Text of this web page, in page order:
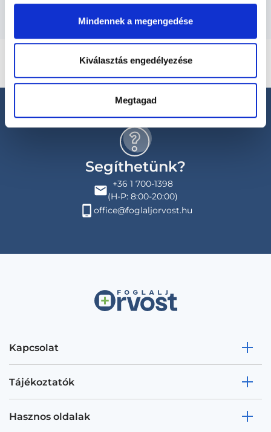
Mindennek a megengedése
Kiválasztás engedélyezése
Megtagad
Segíthetünk?
+36 1 700-1398
(H-P: 8:00-20:00)
office@foglaljorvost.hu
Kapcsolat
Tájékoztatók
Hasznos oldalak